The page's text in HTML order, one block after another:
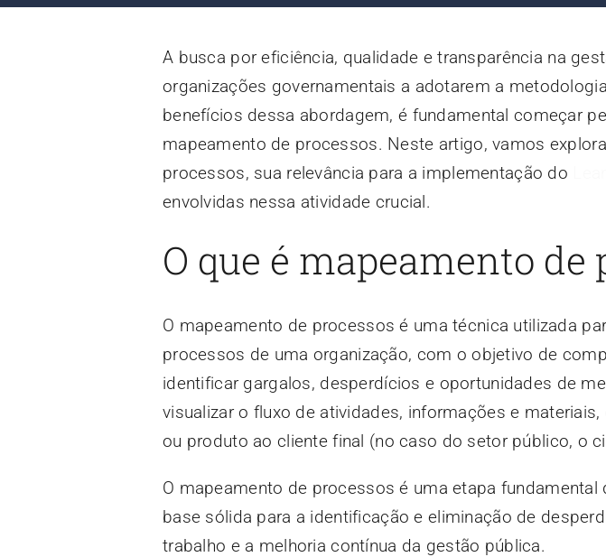
A busca por eficiência, qualidade e transparência na
organizações governamentais a adotarem a metodologia
benefícios dessa abordagem, é fundamental começar
mapeamento de processos. Neste artigo, vamos
processos, sua relevância para a implementação do
envolvidas nessa atividade crucial.
O que é mapeamento de
O mapeamento de processos é uma técnica utilizada
processos de uma organização, com o objetivo de
identificar gargalos, desperdícios e oportunidades de
visualizar o fluxo de atividades, informações e
ou produto ao cliente final (no caso do setor público, o
O mapeamento de processos é uma etapa fundamental
base sólida para a identificação e eliminação de
trabalho e a melhoria contínua da gestão pública.